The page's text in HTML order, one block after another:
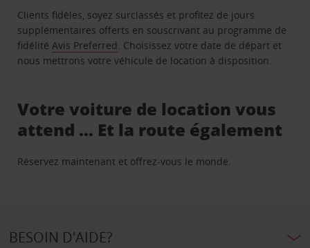
Clients fidèles, soyez surclassés et profitez de jours
supplémentaires offerts en souscrivant au programme de
fidélitéAvis Preferred. Choisissez votre date de départ et
nous mettrons votre véhicule de location à disposition.
Votre voiture de location vous
attend … Et la route également
Réservez maintenant et offrez-vous le monde.
BESOIN D'AIDE?